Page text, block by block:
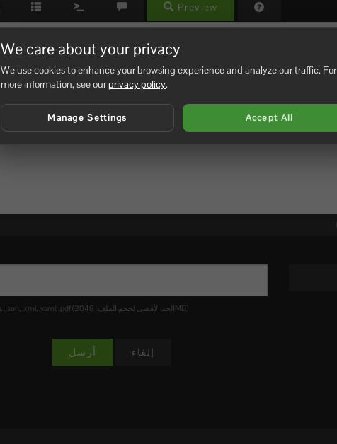
Preview
إمتدادات الملفات المرفقة المسموح بها: .jpg, .gif, .jpeg, .png, .txt, .log, .json, .xml, .yaml, .pdf (الحد الأقصى لحجم الملف: 2048MB)
إلغاء
We care about your privacy
We use cookies to enhance your browsing experience and analyze our traffic. For
more information, see ourprivacy policy.
Manage Settings Accept All